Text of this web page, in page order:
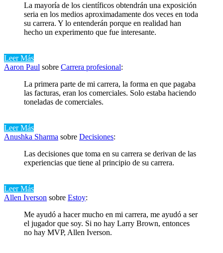
La mayoría de los científicos obtendrán una exposición
seria en los medios aproximadamente dos veces en toda
su carrera. Y lo entenderán porque en realidad han
hecho un experimento que fue interesante.
Leer Más
Aaron Paul sobre Carrera profesional:
La primera parte de mi carrera, la forma en que pagaba
las facturas, eran los comerciales. Solo estaba haciendo
toneladas de comerciales.
Leer Más
Anushka Sharma sobre Decisiones:
Las decisiones que toma en su carrera se derivan de las
experiencias que tiene al principio de su carrera.
Leer Más
Allen Iverson sobre Estoy:
Me ayudó a hacer mucho en mi carrera, me ayudó a ser
el jugador que soy. Si no hay Larry Brown, entonces
no hay MVP, Allen Iverson.